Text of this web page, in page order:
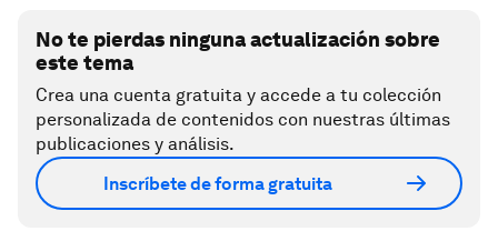
No te pierdas ninguna actualización sobre
este tema
Crea una cuenta gratuita y accede a tu colección
personalizada de contenidos con nuestras últimas
publicaciones y análisis.
Inscríbete de forma gratuita